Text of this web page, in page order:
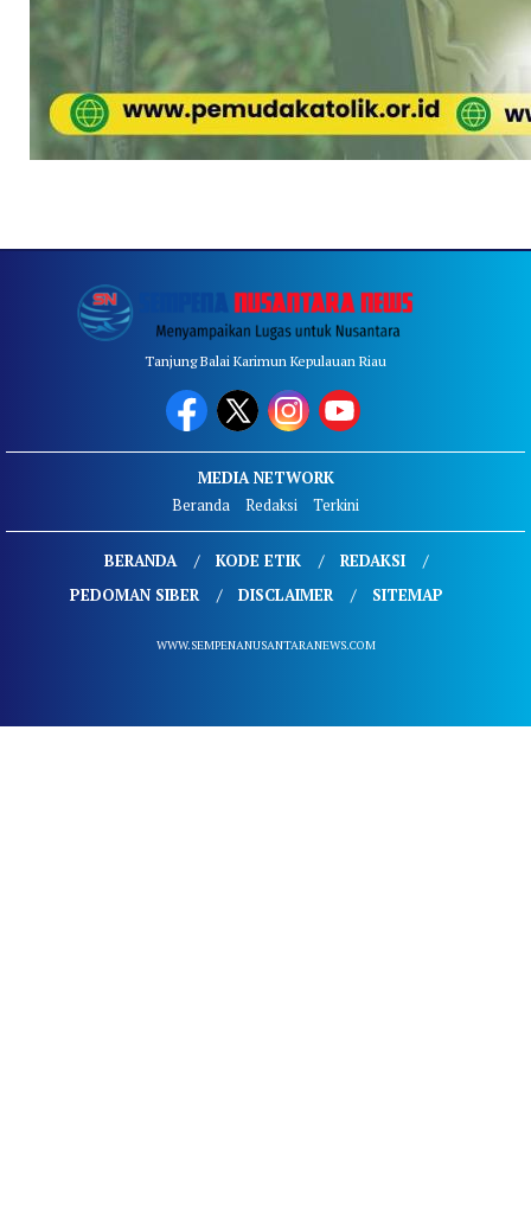
Tanjung Balai Karimun Kepulauan Riau
MEDIA NETWORK
Beranda
Redaksi Terkini
BERANDA KODE ETIK
REDAKSI
PEDOMAN SIBER
DISCLAIMER SITEMAP
WWW.SEMPENANUSANTARANEWS.COM